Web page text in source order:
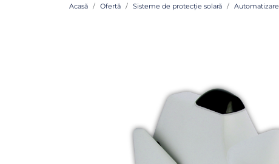
Acasă Ofertă Sisteme de protecție solară Automatizare